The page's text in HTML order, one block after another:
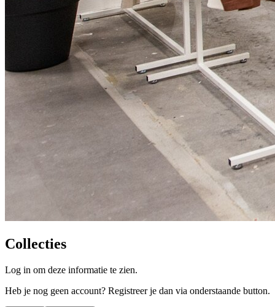
Collecties
Log in om deze informatie te zien.
Heb je nog geen account? Registreer je dan via onderstaande button.